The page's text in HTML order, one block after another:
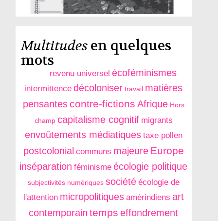
Multitudesen quelques
mots
revenu universel écoféminismes
intermittence décoloniser travail matières
pensantes contre-fictions Afrique Hors
champ capitalisme cognitif migrants
envoûtements médiatiques taxe pollen
postcolonial communs majeure Europe
inséparation féminisme écologie politique
subjectivités numériques société écologie de
l'attention micropolitiques amérindiens art
contemporain temps effondrement